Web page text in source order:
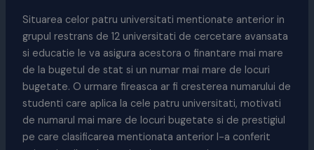
Situarea celor patru universitati mentionate anterior in
grupul restrans de 12 universitati de cercetare avansata
si educatie le va asigura acestora o finantare mai mare
de la bugetul de stat si un numar mai mare de locuri
bugetate. O urmare fireasca ar fi cresterea numarului de
studenti care aplica la cele patru universitati, motivati
de numarul mai mare de locuri bugetate si de prestigiul
pe care clasificarea mentionata anterior l-a conferit